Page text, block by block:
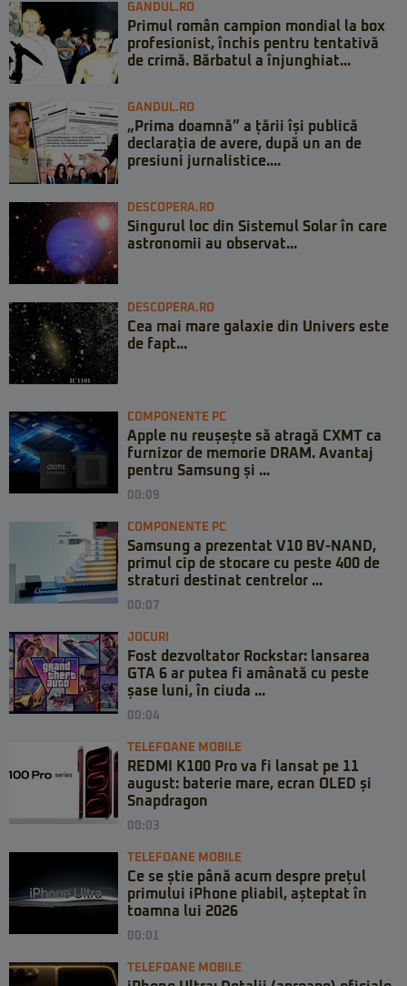
GANDUL.RO
Primul român campion mondial la box
profesionist, închis pentru tentativă
de crimă. Bărbatul a înjunghiat...
GANDUL.RO
„Prima doamnă” a țării își publică
declarația de avere, după un an de
presiuni jurnalistice....
DESCOPERA.RO
Singurul loc din Sistemul Solar în care
astronomii au observat...
DESCOPERA.RO
Cea mai mare galaxie din Univers este
de fapt...
COMPONENTE PC
Apple nu reușește să atragă CXMT ca
furnizor de memorie DRAM. Avantaj
pentru Samsung și ...
00:09
COMPONENTE PC
Samsung a prezentat V10 BV-NAND,
primul cip de stocare cu peste 400 de
straturi destinat centrelor ...
00:07
JOCURI
Fost dezvoltator Rockstar: lansarea
GTA 6 ar putea fi amânată cu peste
șase luni, în ciuda ...
00:04
TELEFOANE MOBILE
REDMI K100 Pro va fi lansat pe 11
august: baterie mare, ecran OLED și
Snapdragon
00:03
TELEFOANE MOBILE
Ce se știe până acum despre prețul
primului iPhone pliabil, așteptat în
toamna lui 2026
00:01
TELEFOANE MOBILE